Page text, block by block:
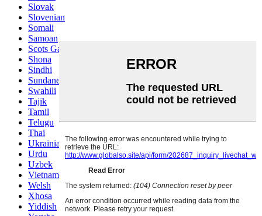
Slovak
Slovenian
Somali
Samoan
Scots Gaelic
Shona
Sindhi
Sundanese
Swahili
Tajik
Tamil
Telugu
Thai
Ukrainian
Urdu
Uzbek
Vietnamese
Welsh
Xhosa
Yiddish